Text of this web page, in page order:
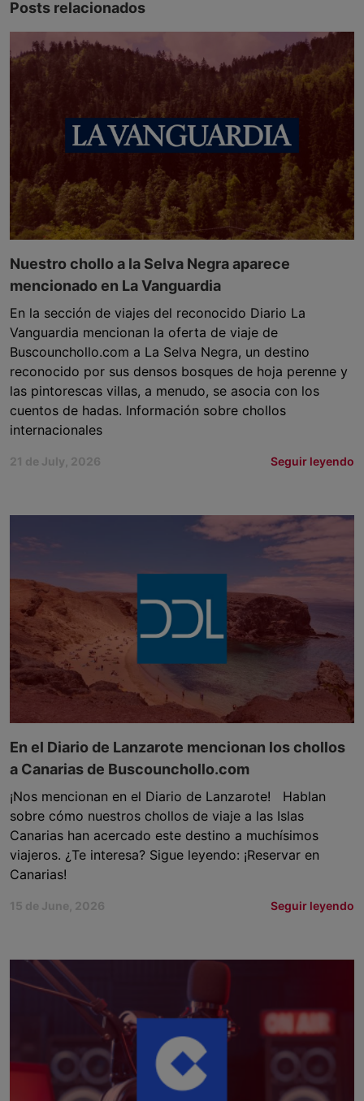
Posts relacionados
Nuestro chollo a la Selva Negra aparece
mencionado en La Vanguardia
En la sección de viajes del reconocido Diario La
Vanguardia mencionan la oferta de viaje de
Buscounchollo.com a La Selva Negra, un destino
reconocido por sus densos bosques de hoja perenne y
las pintorescas villas, a menudo, se asocia con los
cuentos de hadas. Información sobre chollos
internacionales
21 de July, 2026 Seguir leyendo
En el Diario de Lanzarote mencionan los chollos
a Canarias de Buscounchollo.com
¡Nos mencionan en el Diario de Lanzarote! Hablan
sobre cómo nuestros chollos de viaje a las Islas
Canarias han acercado este destino a muchísimos
viajeros. ¿Te interesa? Sigue leyendo: ¡Reservar en
Canarias!
15 de June, 2026 Seguir leyendo